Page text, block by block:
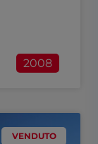
2008
VENDUTO